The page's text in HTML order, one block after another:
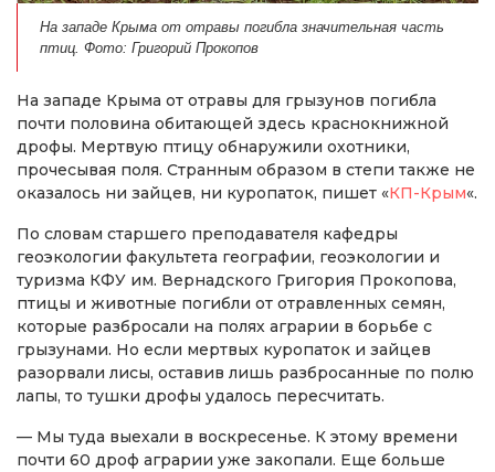
На западе Крыма от отравы погибла значительная часть
птиц. Фото: Григорий Прокопов
На западе Крыма от отравы для грызунов погибла
почти половина обитающей здесь краснокнижной
дрофы. Мертвую птицу обнаружили охотники,
прочесывая поля. Странным образом в степи также не
оказалось ни зайцев, ни куропаток, пишет «КП-Крым«.
По словам старшего преподавателя кафедры
геоэкологии факультета географии, геоэкологии и
туризма КФУ им. Вернадского Григория Прокопова,
птицы и животные погибли от отравленных семян,
которые разбросали на полях аграрии в борьбе с
грызунами. Но если мертвых куропаток и зайцев
разорвали лисы, оставив лишь разбросанные по полю
лапы, то тушки дрофы удалось пересчитать.
— Мы туда выехали в воскресенье. К этому времени
почти 60 дроф аграрии уже закопали. Еще больше